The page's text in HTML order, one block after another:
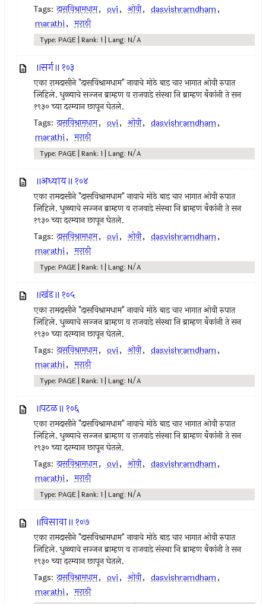
Tags: दासविश्रामधाम, ovi, ओवी, dasvishramdham,
marathi, मराठी
Type: PAGE | Rank: 1 | Lang: N/A
॥सर्ग॥ १०३
एका रामदासीने "दासविश्रामधाम" नावाचे मोठे बाड चार भागात ओवी रुपात
लिहिले. धुळ्याचे सज्जन ब्राम्हण व राजवाडे संस्था नि ब्राम्हण बँकांनी ते सन
१९३० च्या दरम्यान छापून घेतले.
Tags: दासविश्रामधाम, ovi, ओवी, dasvishramdham,
marathi, मराठी
Type: PAGE | Rank: 1 | Lang: N/A
॥अध्याय॥ १०४
एका रामदासीने "दासविश्रामधाम" नावाचे मोठे बाड चार भागात ओवी रुपात
लिहिले. धुळ्याचे सज्जन ब्राम्हण व राजवाडे संस्था नि ब्राम्हण बँकांनी ते सन
१९३० च्या दरम्यान छापून घेतले.
Tags: दासविश्रामधाम, ovi, ओवी, dasvishramdham,
marathi, मराठी
Type: PAGE | Rank: 1 | Lang: N/A
॥खंड॥ १०५
एका रामदासीने "दासविश्रामधाम" नावाचे मोठे बाड चार भागात ओवी रुपात
लिहिले. धुळ्याचे सज्जन ब्राम्हण व राजवाडे संस्था नि ब्राम्हण बँकांनी ते सन
१९३० च्या दरम्यान छापून घेतले.
Tags: दासविश्रामधाम, ovi, ओवी, dasvishramdham,
marathi, मराठी
Type: PAGE | Rank: 1 | Lang: N/A
॥पटळ॥ १०६
एका रामदासीने "दासविश्रामधाम" नावाचे मोठे बाड चार भागात ओवी रुपात
लिहिले. धुळ्याचे सज्जन ब्राम्हण व राजवाडे संस्था नि ब्राम्हण बँकांनी ते सन
१९३० च्या दरम्यान छापून घेतले.
Tags: दासविश्रामधाम, ovi, ओवी, dasvishramdham,
marathi, मराठी
Type: PAGE | Rank: 1 | Lang: N/A
॥विसावा॥ १०७
एका रामदासीने "दासविश्रामधाम" नावाचे मोठे बाड चार भागात ओवी रुपात
लिहिले. धुळ्याचे सज्जन ब्राम्हण व राजवाडे संस्था नि ब्राम्हण बँकांनी ते सन
१९३० च्या दरम्यान छापून घेतले.
Tags: दासविश्रामधाम, ovi, ओवी, dasvishramdham,
marathi, मराठी